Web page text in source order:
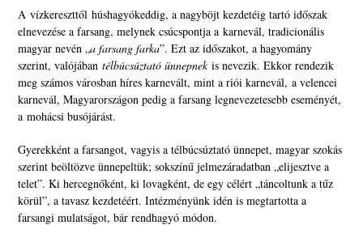
Avízkereszttől húshagyókeddig, a nagyböjt kezdetéig tartó időszak
elnevezése a farsang, melynek csúcspontja akarnevál, tradicionális
magyar nevén „a farsang farka”.Ezt az időszakot, a hagyomány
szerint, valójábantélbúcsúztató ünnepnekis nevezik. Ekkor rendezik
meg számos városban híres karnevált, mint ariói karnevál, avelencei
karnevál, Magyarországon pedig a farsang legnevezetesebb eseményét,
amohácsi busójárást.
Gyerekként a farsangot, vagyis a télbúcsúztató ünnepet, magyar szokás
szerint beöltözve ünnepeltük; sokszínű jelmezáradatban „elijesztve a
telet”.Ki hercegnőként, ki lovagként, de egy célért „táncoltunk a tűz
körül”, a tavasz kezdetéért.Intézményünk idén is megtartotta a
farsangi mulatságot, bár rendhagyó módon.